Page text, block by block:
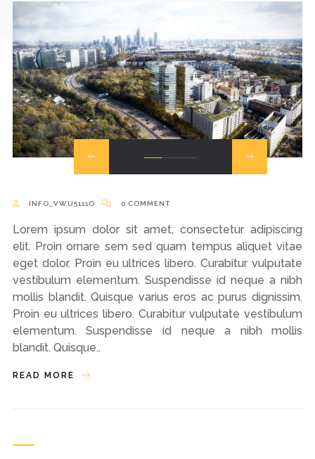
INFO_VWU5111O 0 COMMENT
Lorem ipsum dolor sit amet, consectetur adipiscing
elit. Proin ornare sem sed quam tempus aliquet vitae
eget dolor. Proin eu ultrices libero. Curabitur vulputate
vestibulum elementum. Suspendisse id neque a nibh
mollis blandit. Quisque varius eros ac purus dignissim.
Proin eu ultrices libero. Curabitur vulputate vestibulum
elementum. Suspendisse id neque a nibh mollis
blandit. Quisque..
READ MORE